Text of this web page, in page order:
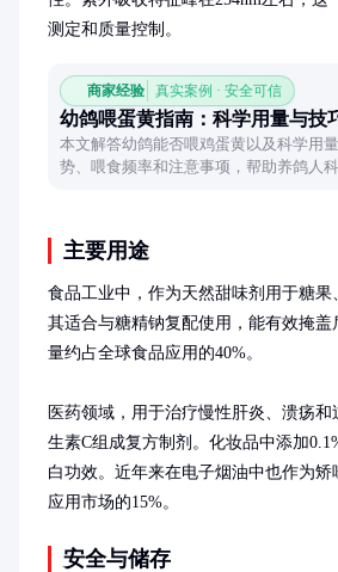
测定和质量控制。
商家经验 真实案例 · 安全可信
幼鸽喂蛋黄指南：科学用量与技
本文解答幼鸽能否喂鸡蛋黄以及科学用
势、喂食频率和注意事项，帮助养鸽人科
主要用途
食品工业中，作为天然甜味剂用于糖
其适合与糖精钠复配使用，能有效掩盖
量约占全球食品应用的40%。
医药领域，用于治疗慢性肝炎、溃疡
生素C组成复方制剂。化妆品中添加
白功效。近年来在电子烟油中也作为
应用市场的15%。
安全与储存